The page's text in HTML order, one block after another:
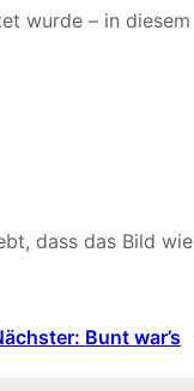
wurde – in diesem
dass das Bild wie
Bunt war’s